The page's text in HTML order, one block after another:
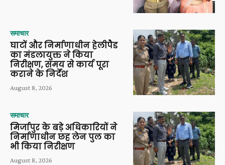
समाचार
घाटों और निर्माणाधीन हेलीपैड
का मंडलायुक्त ने किया
निरीक्षण, समय से कार्य पूरा
कराने के निर्देश
August 8, 2026
समाचार
मिर्जापुर के बड़े अधिकारियों ने
निर्माणाधीन छह लेन पुल का
भी किया निरीक्षण
August 8, 2026